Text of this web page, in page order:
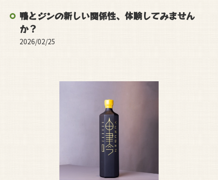
鴨とジンの新しい関係性、体験してみません
か？
2026/02/25